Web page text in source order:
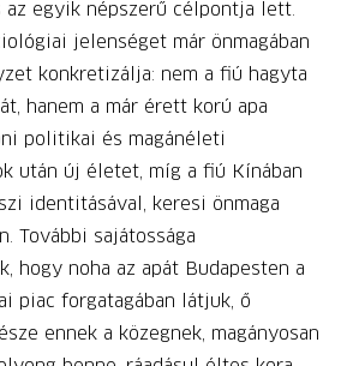
az egyik népszerű célpontja lett.
jelenséget már önmagában
konkretizálja: nem a fiú hagyta
hanem a már érett korú apa
politikai és magánéleti
után új életet, míg a fiú Kínában
identitásával, keresi önmaga
További sajátossága
hogy noha az apát Budapesten a
piac forgatagában látjuk, ő
ennek a közegnek, magányosan